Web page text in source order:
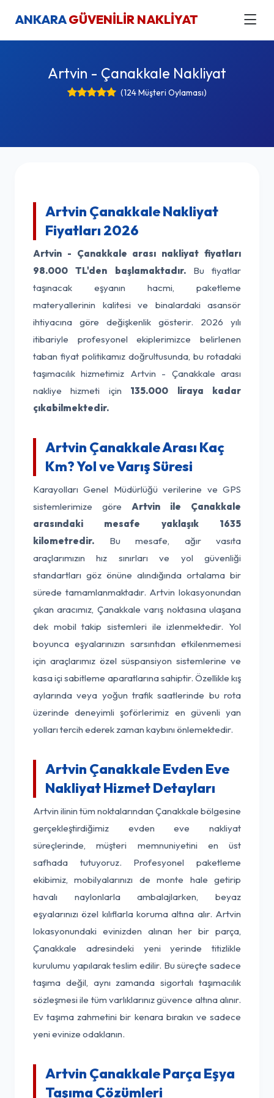
ANKARAGÜVENİLİR NAKLİYAT
Artvin - Çanakkale Nakliyat
(124 Müşteri Oylaması)
Artvin Çanakkale Nakliyat
Fiyatları 2026
Artvin - Çanakkale arası nakliyat fiyatları
98.000 TL'den başlamaktadır.Bu fiyatlar
taşınacak eşyanın hacmi, paketleme
materyallerinin kalitesi ve binalardaki asansör
ihtiyacına göre değişkenlik gösterir. 2026 yılı
itibariyle profesyonel ekiplerimizce belirlenen
taban fiyat politikamız doğrultusunda, bu rotadaki
taşımacılık hizmetimiz Artvin - Çanakkale arası
nakliye hizmeti için 135.000 liraya kadar
çıkabilmektedir.
Artvin Çanakkale Arası Kaç
Km? Yol ve Varış Süresi
Karayolları Genel Müdürlüğü verilerine ve GPS
sistemlerimize göre Artvin ile Çanakkale
arasındaki mesafe yaklaşık 1635
kilometredir. Bu mesafe, ağır vasıta
araçlarımızın hız sınırları ve yol güvenliği
standartları göz önüne alındığında ortalama bir
sürede tamamlanmaktadır. Artvin lokasyonundan
çıkan aracımız, Çanakkale varış noktasına ulaşana
dek mobil takip sistemleri ile izlenmektedir. Yol
boyunca eşyalarınızın sarsıntıdan etkilenmemesi
için araçlarımız özel süspansiyon sistemlerine ve
kasa içi sabitleme aparatlarına sahiptir. Özellikle kış
aylarında veya yoğun trafik saatlerinde bu rota
üzerinde deneyimli şoförlerimiz en güvenli yan
yolları tercih ederek zaman kaybını önlemektedir.
Artvin Çanakkale Evden Eve
Nakliyat Hizmet Detayları
Artvin ilinin tüm noktalarından Çanakkale bölgesine
gerçekleştirdiğimiz evden eve nakliyat
süreçlerinde, müşteri memnuniyetini en üst
safhada tutuyoruz. Profesyonel paketleme
ekibimiz, mobilyalarınızı de monte hale getirip
havalı naylonlarla ambalajlarken, beyaz
eşyalarınızı özel kılıflarla koruma altına alır. Artvin
lokasyonundaki evinizden alınan her bir parça,
Çanakkale adresindeki yeni yerinde titizlikle
kurulumu yapılarak teslim edilir. Bu süreçte sadece
taşıma değil, aynı zamanda sigortalı taşımacılık
sözleşmesi ile tüm varlıklarınız güvence altına alınır.
Ev taşıma zahmetini bir kenara bırakın ve sadece
yeni evinize odaklanın.
Artvin Çanakkale Parça Eşya
Taşıma Çözümleri